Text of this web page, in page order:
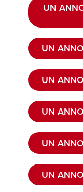
UN
UN
UN
UN
UN
UN